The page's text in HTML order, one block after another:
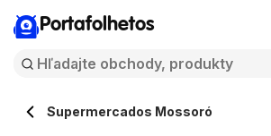
Portafolhetos
Supermercados Mossoró